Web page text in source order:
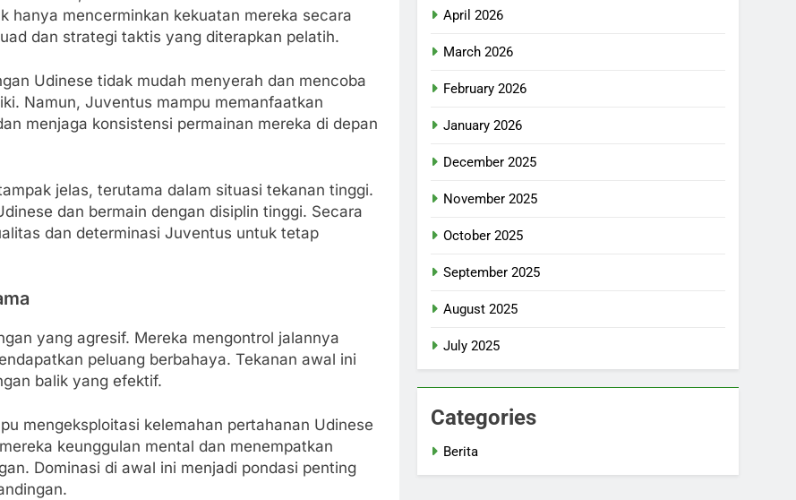
hanya mencerminkan kekuatan mereka secara
dan strategi taktis yang diterapkan pelatih.
Udinese tidak mudah menyerah dan mencoba
Namun, Juventus mampu memanfaatkan
menjaga konsistensi permainan mereka di depan
jelas, terutama dalam situasi tekanan tinggi.
dan bermain dengan disiplin tinggi. Secara
dan determinasi Juventus untuk tetap
yang agresif. Mereka mengontrol jalannya
peluang berbahaya. Tekanan awal ini
balik yang efektif.
mengeksploitasi kelemahan pertahanan Udinese
keunggulan mental dan menempatkan
Dominasi di awal ini menjadi pondasi penting
April 2026
March 2026
February 2026
January 2026
December 2025
November 2025
October 2025
September 2025
August 2025
July 2025
Categories
Berita